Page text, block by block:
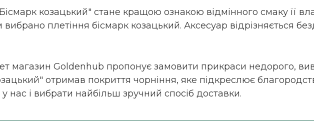
козацький" стане кращою ознакою відмінного смаку її
плетіння бісмарк козацький. Аксесуар відрізняється
магазин Goldenhub пропонує замовити прикраси недорого,
отримав покриття чорніння, яке підкреслює
нас і вибрати найбільш зручний спосіб доставки.